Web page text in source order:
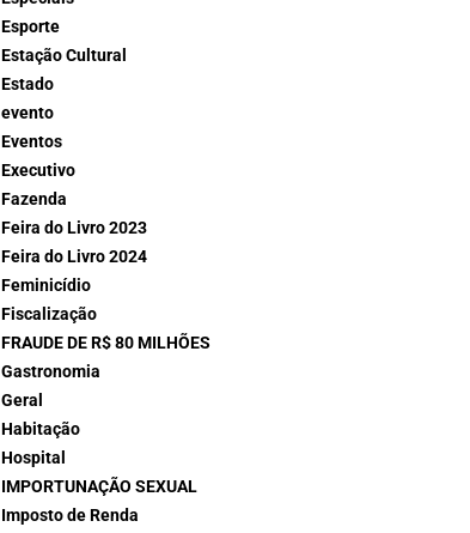
Esporte
Estação Cultural
Estado
evento
Eventos
Executivo
Fazenda
Feira do Livro 2023
Feira do Livro 2024
Feminicídio
Fiscalização
FRAUDE DE R$ 80 MILHÕES
Gastronomia
Geral
Habitação
Hospital
IMPORTUNAÇÃO SEXUAL
Imposto de Renda